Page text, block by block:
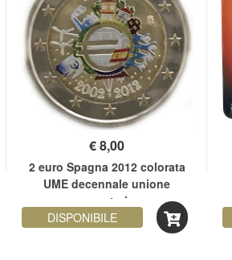
€8,00
2 euro Spagna 2012 colorata
UME decennale unione
monetaria
DISPONIBILE